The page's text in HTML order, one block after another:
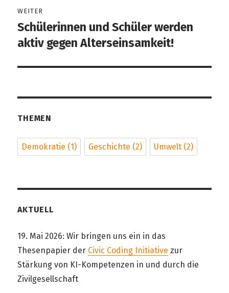
WEITER
Nächster
Beitrag:
Schülerinnen und Schüler werden
aktiv gegen Alterseinsamkeit!
THEMEN
Demokratie (1) Geschichte (2) Umwelt (2)
AKTUELL
19. Mai 2026: Wir bringen uns ein in das
Thesenpapier der Civic Coding Initiative zur
Stärkung von KI-Kompetenzen in und durch die
Zivilgesellschaft